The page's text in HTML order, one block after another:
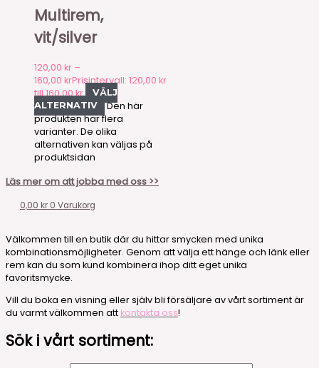
Multirem,
vit/silver
120,00 kr –
160,00 krPrisintervall: 120,00 kr
till 160,00 kr
VÄLJ
ALTERNATIV
Den här
produkten har flera
varianter. De olika
alternativen kan väljas på
produktsidan
Läs mer om att jobba med oss >>
0,00 kr 0 Varukorg
Välkommen till en butik där du hittar smycken med unika
kombinationsmöjligheter. Genom att välja ett hänge och länk eller
rem kan du som kund kombinera ihop ditt eget unika
favoritsmycke.
Vill du boka en visning eller själv bli försäljare av vårt sortiment är
du varmt välkommen att kontakta oss!
Sök i vårt sortiment: